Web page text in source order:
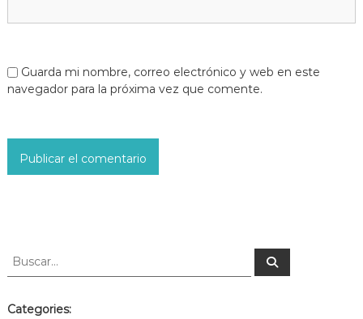
Guarda mi nombre, correo electrónico y web en este
navegador para la próxima vez que comente.
Categories: